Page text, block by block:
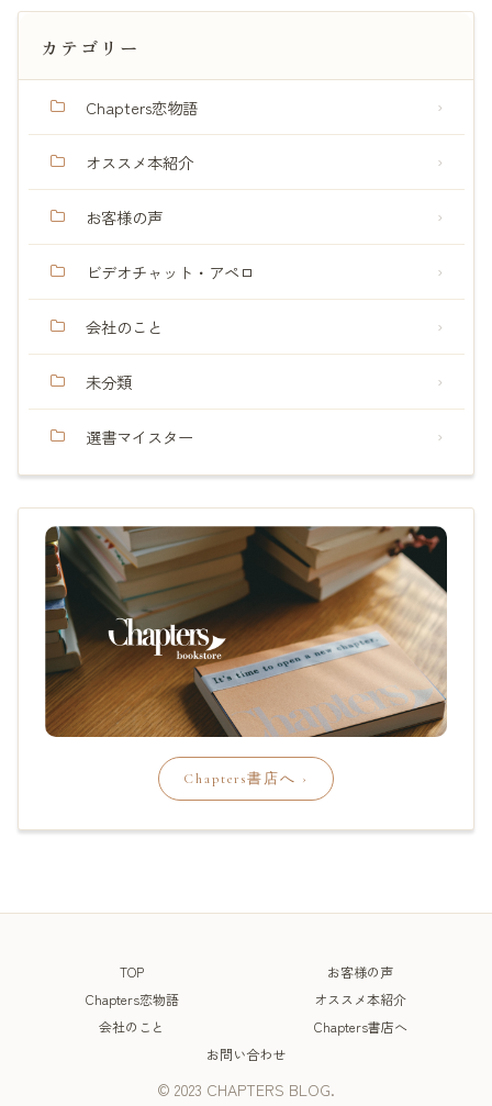
カテゴリー
Chapters恋物語
オススメ本紹介
お客様の声
ビデオチャット・アペロ
会社のこと
未分類
選書マイスター
TOP
お客様の声
Chapters恋物語
オススメ本紹介
会社のこと
Chapters書店へ
お問い合わせ
© 2023 CHAPTERS BLOG.